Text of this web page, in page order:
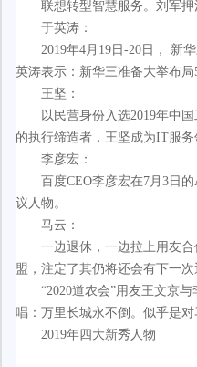
联想转型智慧服务。刘军押
于英涛：
2019年4月19日-20日， 新
英涛表示：新华三准备大举布局
王坚：
以民营身份入选2019年中
的执行缔造者，王坚成为IT服务
李彦宏：
百度CEO李彦宏在7月3日
议人物。
马云：
一边退休，一边拉上用友
盟，注定了其仍将还会有下一次
“2020道农会”用友王文京
唱：万里长城永不倒。似乎是对
2019年四大新秀人物